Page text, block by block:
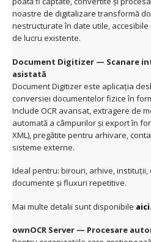
noastre de digitalizare transformă
nestructurate în date utile,
de lucru existente.
Document Digitizer — Scanare
asistată
Document Digitizer este aplicația
conversiei documentelor fizice în
Include OCR avansat, extragere de
automată a câmpurilor și export în
XML), pregătite pentru arhivare,
sisteme externe.
Ideal pentru: birouri, arhive, instituții,
documente și fluxuri repetitive.
Mai multe detalii sunt disponibile aici.
ownOCR Server — Procesare